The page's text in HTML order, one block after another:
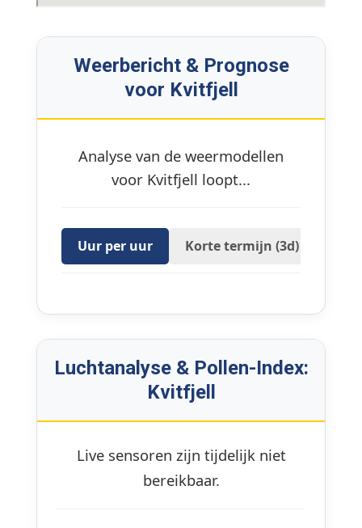
Weerbericht & Prognose
voor Kvitfjell
Analyse van de weermodellen
voor Kvitfjell loopt...
Uur per uur Korte termijn (3d)
Luchtanalyse & Pollen-Index:
Kvitfjell
Live sensoren zijn tijdelijk niet
bereikbaar.